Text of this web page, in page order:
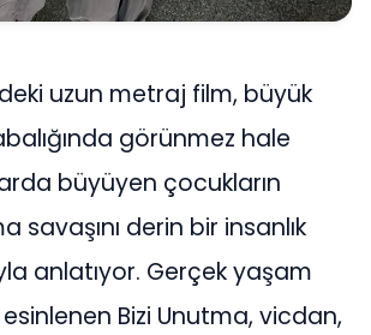
uzun metraj film, büyük
görünmez hale
büyüyen çocukların
savaşını derin bir insanlık
anlatıyor. Gerçek yaşam
Bizi Unutma, vicdan,